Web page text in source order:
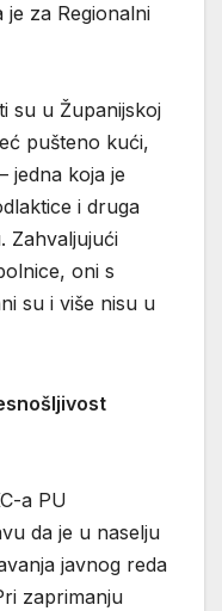
za Regionalni
su u Županijskoj
pušteno kući,
jedna koja je
i druga
Zahvaljujući
oni s
su i više nisu u
a PU
da je u naselju
javnog reda
zaprimanju